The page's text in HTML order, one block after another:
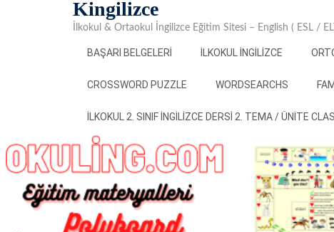
Kingilizce
İlkokul & Ortaokul İngilizce Eğitim Sitesi – English ( ESL /
BAŞARI BELGELERI İLKOKUL İNGILIZCE
CROSSWORD PUZZLE WORDSEARCHS
İLKOKUL 2. SINIF İNGILIZCE DERSI 2. TEMA / ÜNITE